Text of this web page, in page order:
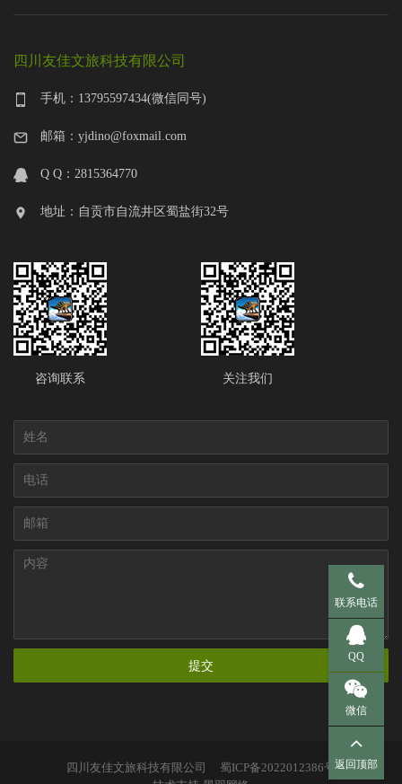
四川友佳文旅科技有限公司
手机：13795597434(微信同号)
邮箱：yjdino@foxmail.com
Q Q：2815364770
地址：自贡市自流井区蜀盐街32号
咨询联系 关注我们
提交
四川友佳文旅科技有限公司 蜀ICP备2022012386号
联系电话
手机 137-
QQ
QQ
微信
扫一扫，
返回顶部